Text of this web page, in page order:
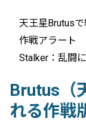
天王星Brutus
作戦アラート
Stalker：乱闘
Brutus（
れる作戦